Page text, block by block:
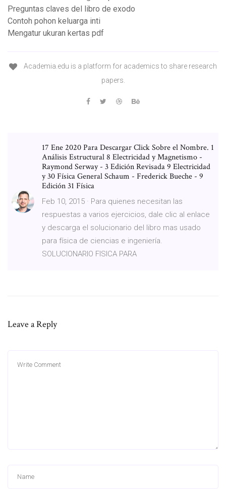
Preguntas claves del libro de exodo
Contoh pohon keluarga inti
Mengatur ukuran kertas pdf
Academia.edu is a platform for academics to share research
papers.
17 Ene 2020 Para Descargar Click Sobre el Nombre. 1
Análisis Estructural 8 Electricidad y Magnetismo -
Raymond Serway - 3 Edición Revisada 9 Electricidad
y 30 Física General Schaum - Frederick Bueche - 9
Edición 31 Física
Feb 10, 2015 · Para quienes necesitan las
respuestas a varios ejercicios, dale clic al enlace
y descarga el solucionario del libro mas usado
para física de ciencias e ingeniería.
SOLUCIONARIO FISICA PARA
Leave a Reply